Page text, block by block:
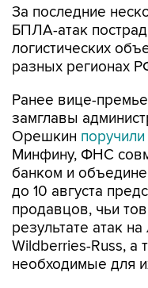
За последние
БПЛА-атак
логистических
разных регионах
Ранее вице-
замглавы
Орешкин поручили
Минфину, ФНС
банком и
до 10 августа
продавцов, чьи
результате атак
Wildberries-Russ, а
необходимые для